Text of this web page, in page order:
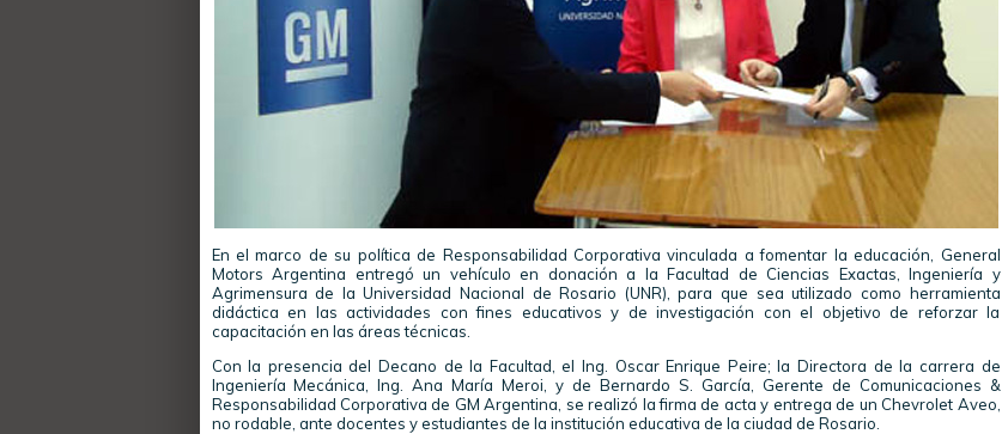
En el marco de su política de Responsabilidad Corporativa vinculada a fomentar la educación, General
Motors Argentina entregó un vehículo en donación a la Facultad de Ciencias Exactas, Ingeniería y
Agrimensura de la Universidad Nacional de Rosario (UNR), para que sea utilizado como herramienta
didáctica en las actividades con fines educativos y de investigación con el objetivo de reforzar la
capacitación en las áreas técnicas.
Con la presencia del Decano de la Facultad, el Ing. Oscar Enrique Peire; la Directora de la carrera de
Ingeniería Mecánica, Ing. Ana María Meroi, y de Bernardo S. García, Gerente de Comunicaciones &
Responsabilidad Corporativa de GM Argentina, se realizó la firma de acta y entrega de un Chevrolet Aveo,
no rodable, ante docentes y estudiantes de la institución educativa de la ciudad de Rosario.